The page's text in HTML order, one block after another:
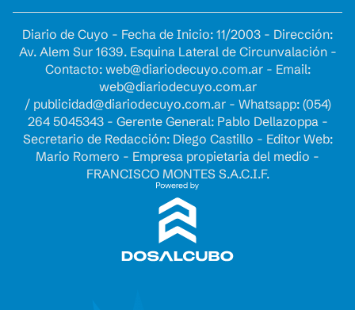
Diario de Cuyo - Fecha de Inicio: 11/2003 - Dirección:
Av. Alem Sur 1639. Esquina Lateral de Circunvalación -
Contacto: web@diariodecuyo.com.ar- Email:
web@diariodecuyo.com.ar
/ publicidad@diariodecuyo.com.ar- Whatsapp: (054)
264 5045343 - Gerente General: Pablo Dellazoppa -
Secretario de Redacción: Diego Castillo - Editor Web:
Mario Romero - Empresa propietaria del medio -
FRANCISCO MONTES S.A.C.I.F.